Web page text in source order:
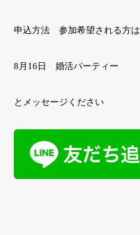
申込方法 参加希望される方は
8月16日 婚活パーティー
とメッセージください